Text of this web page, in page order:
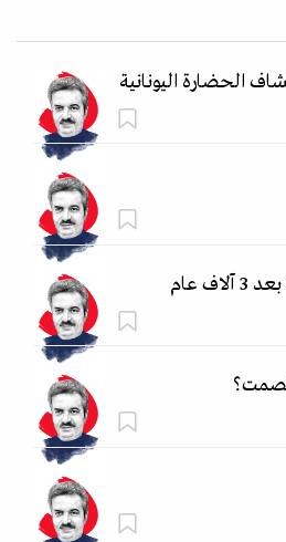
الحضارة اليونانية
عام